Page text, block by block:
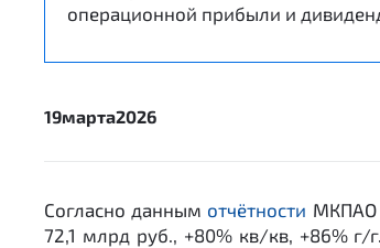
операционной прибыли и
19марта2026
Согласно данным отчётности МКПАО
72,1 млрд руб., +80% кв/кв, +86% г/